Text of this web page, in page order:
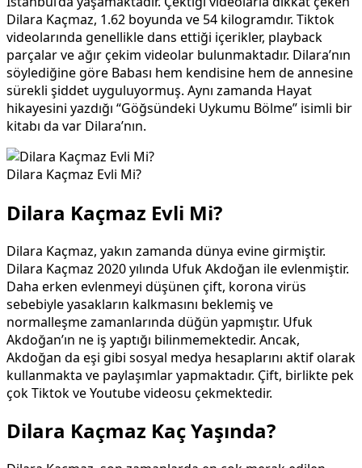
Dilara Kaçmaz, 1.62 boyunda ve 54 kilogramdır. Tiktok
videolarında genellikle dans ettiği içerikler, playback
parçalar ve ağır çekim videolar bulunmaktadır. Dilara’nın
söylediğine göre Babası hem kendisine hem de annesine
sürekli şiddet uyguluyormuş. Aynı zamanda Hayat
hikayesini yazdığı “Göğsündeki Uykumu Bölme” isimli bir
kitabı da var Dilara’nın.
Dilara Kaçmaz Evli Mi?
Dilara Kaçmaz Evli Mi?
Dilara Kaçmaz, yakın zamanda dünya evine girmiştir.
Dilara Kaçmaz 2020 yılında Ufuk Akdoğan ile evlenmiştir.
Daha erken evlenmeyi düşünen çift, korona virüs
sebebiyle yasakların kalkmasını beklemiş ve
normalleşme zamanlarında düğün yapmıştır. Ufuk
Akdoğan’ın ne iş yaptığı bilinmemektedir. Ancak,
Akdoğan da eşi gibi sosyal medya hesaplarını aktif olarak
kullanmakta ve paylaşımlar yapmaktadır. Çift, birlikte pek
çok Tiktok ve Youtube videosu çekmektedir.
Dilara Kaçmaz Kaç Yaşında?